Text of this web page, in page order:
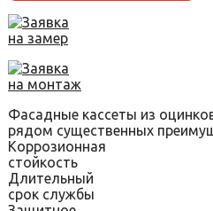
Заявка
на замер
Заявка
на монтаж
Фасадные кассеты из
рядом существенных
Коррозионная
стойкость
Длительный
срок службы